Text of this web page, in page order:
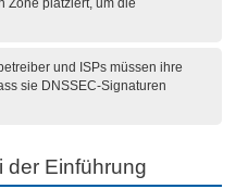
und ISPs müssen ihre
sie DNSSEC-Signaturen
der Einführung